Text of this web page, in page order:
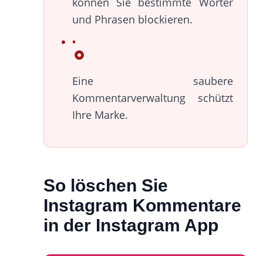
und Phrasen blockieren.
Eine saubere
Kommentarverwaltung schützt
Ihre Marke.
So löschen Sie
Instagram Kommentare
in der Instagram App